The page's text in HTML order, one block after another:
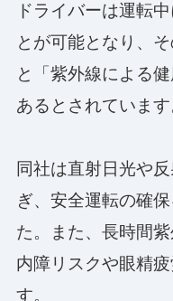
ドライバーは運転
とが可能となり、
と「紫外線による
あるとされています
同社は直射日光や
ぎ、安全運転の確
た。また、長時間
内障リスクや眼精
す。